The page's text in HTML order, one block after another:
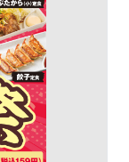
ー、にんに
を一段と高め
で。
リッとした刺